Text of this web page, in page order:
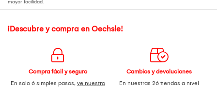
mayor facilidad.
¡Descubre y compra en Oechsle!
Compra fácil y seguro
En solo 6 simples pasos, ve nuestro
Cambios y devoluciones
En nuestras 26 tiendas a nivel